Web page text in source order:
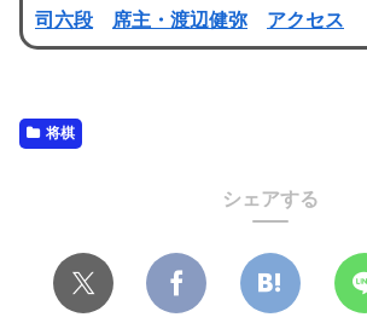
司六段
席主・渡辺健弥 アクセス
将棋
シェアする